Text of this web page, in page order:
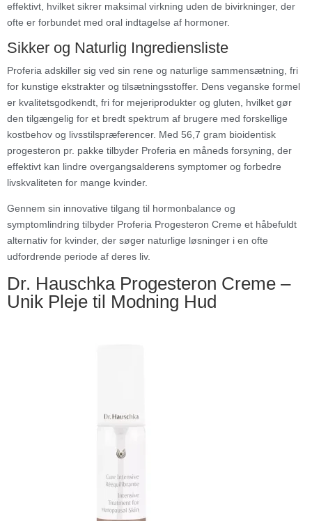
effektivt, hvilket sikrer maksimal virkning uden de bivirkninger, der
ofte er forbundet med oral indtagelse af hormoner.
Sikker og Naturlig Ingrediensliste
Proferia adskiller sig ved sin rene og naturlige sammensætning, fri
for kunstige ekstrakter og tilsætningsstoffer. Dens veganske formel
er kvalitetsgodkendt, fri for mejeriprodukter og gluten, hvilket gør
den tilgængelig for et bredt spektrum af brugere med forskellige
kostbehov og livsstilspræferencer. Med 56,7 gram bioidentisk
progesteron pr. pakke tilbyder Proferia en måneds forsyning, der
effektivt kan lindre overgangsalderens symptomer og forbedre
livskvaliteten for mange kvinder.
Gennem sin innovative tilgang til hormonbalance og
symptomlindring tilbyder Proferia Progesteron Creme et håbefuldt
alternativ for kvinder, der søger naturlige løsninger i en ofte
udfordrende periode af deres liv.
Dr. Hauschka Progesteron Creme –
Unik Pleje til Modning Hud